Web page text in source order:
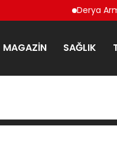
Derya
MAGAZIN SAĞLIK